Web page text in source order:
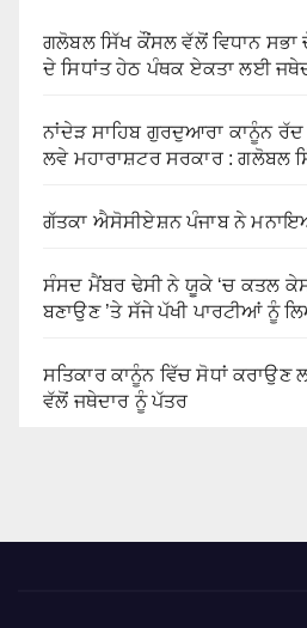
ਗਲੋਬਲ ਸਿੱਖ ਕੌਂਸਲ ਵੱਲੋਂ ਵਿਧਾਨ ਸਭਾ
ਦੇ ਸਿਧਾਂਤ ਹੇਠ ਪੰਥਕ ਏਕਤਾ ਲਈ
ਨਾਂਦੇੜ ਸਾਹਿਬ ਗੁਰਦੁਆਰਾ ਕਾਨੂੰਨ
ਲਵੇ ਮਹਾਰਾਸ਼ਟਰ ਸਰਕਾਰ : ਗਲੋਬਲ
ਗੱਤਕਾ ਐਸੋਸੀਏਸ਼ਨ ਪੰਜਾਬ ਨੇ
ਸੰਸਦ ਮੈਂਬਰ ਢੇਸੀ ਨੇ ਯੂਕੇ ‘ਚ ਕਤਲ ਕੇਸ
ਬਣਾਉਣ ’ਤੇ ਸੱਜੇ ਪੱਖੀ ਪਾਰਟੀਆਂ ਨੂੰ
ਸਤਿਕਾਰ ਕਾਨੂੰਨ ਵਿੱਚ ਸੋਧਾਂ
ਵੱਲੋਂ ਜਥੇਦਾਰ ਨੂੰ ਪੱਤਰ